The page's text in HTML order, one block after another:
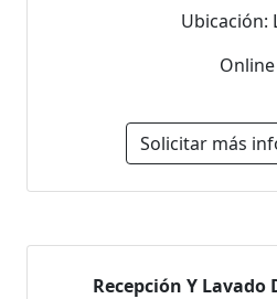
Ubicación:
Online
Solicitar más
Recepción Y Lavado